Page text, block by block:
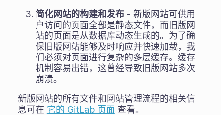
简化网站的构建和发布- 新版网站可供用
户访问的页面全部是静态文件，而旧版网
站的页面是从数据库动态生成的。为了确
保旧版网站能够及时响应并快速加载，我
们必须对页面进行复杂的多层缓存。缓存
机制容易出错，这曾经导致旧版网站多次
崩溃。
新版网站的所有文件和网站管理流程的相关信
息可在 它的 GitLab 页面 查看。